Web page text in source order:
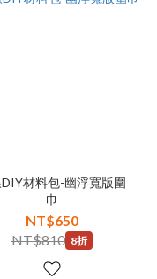
材料包-幽浮寬版圍
巾
NT$650
NT$810 8折